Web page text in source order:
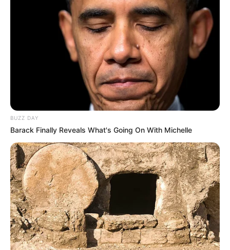
BUZZ DAY
Barack Finally Reveals What's Going On With Michelle